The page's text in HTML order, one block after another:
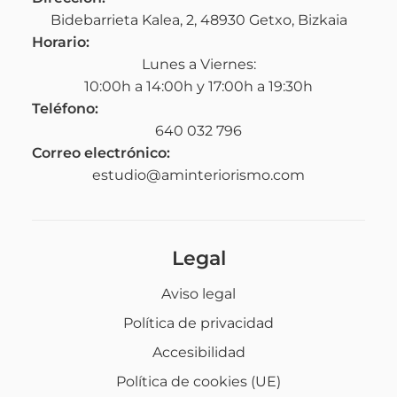
Bidebarrieta Kalea, 2, 48930 Getxo, Bizkaia
Horario:
Lunes a Viernes:
10:00h a 14:00h y 17:00h a 19:30h
Teléfono:
640 032 796
Correo electrónico:
estudio@aminteriorismo.com
Legal
Aviso legal
Política de privacidad
Accesibilidad
Política de cookies (UE)